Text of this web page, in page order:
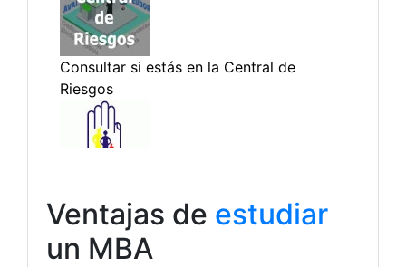
Ventajas de estudiar
un MBA